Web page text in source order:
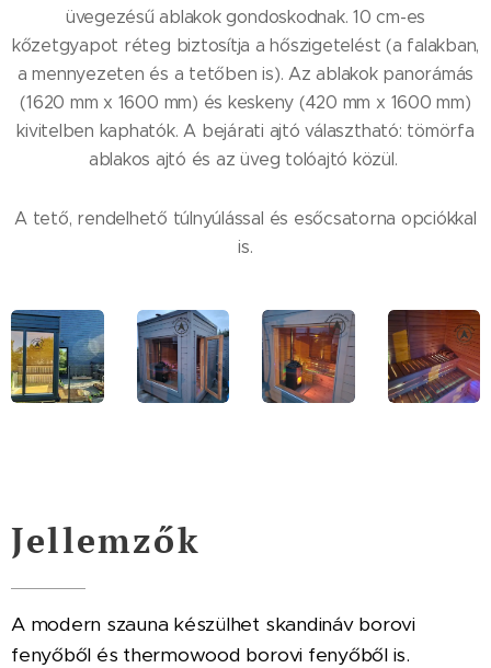
üvegezésű ablakok gondoskodnak. 10 cm-es
kőzetgyapot réteg biztosítja a hőszigetelést (a falakban,
a mennyezeten és a tetőben is). Az ablakok panorámás
(1620 mm x 1600 mm) és keskeny (420 mm x 1600 mm)
kivitelben kaphatók. A bejárati ajtó választható: tömörfa
ablakos ajtó és az üveg tolóajtó közül.
A tető, rendelhető túlnyúlással és esőcsatorna opciókkal
is.
Jellemzők
A modern szauna készülhet skandináv borovi
fenyőből és thermowood borovi fenyőből is.